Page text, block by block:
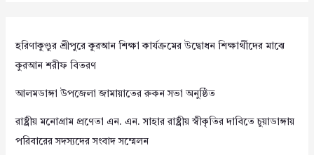
হরিণাকুণ্ডুর শ্রীপুরে কুরআন শিক্ষা কার্যক্রমের উদ্বোধন শিক্ষার্থীদের মাঝে
কুরআন শরীফ বিতরণ
আলমডাঙ্গা উপজেলা জামায়াতের রুকন সভা অনুষ্ঠিত
রাষ্ট্রীয় মনোগ্রাম প্রণেতা এন. এন. সাহার রাষ্ট্রীয় স্বীকৃতির দাবিতে চুয়াডাঙ্গায়
পরিবারের সদস্যদের সংবাদ সম্মেলন